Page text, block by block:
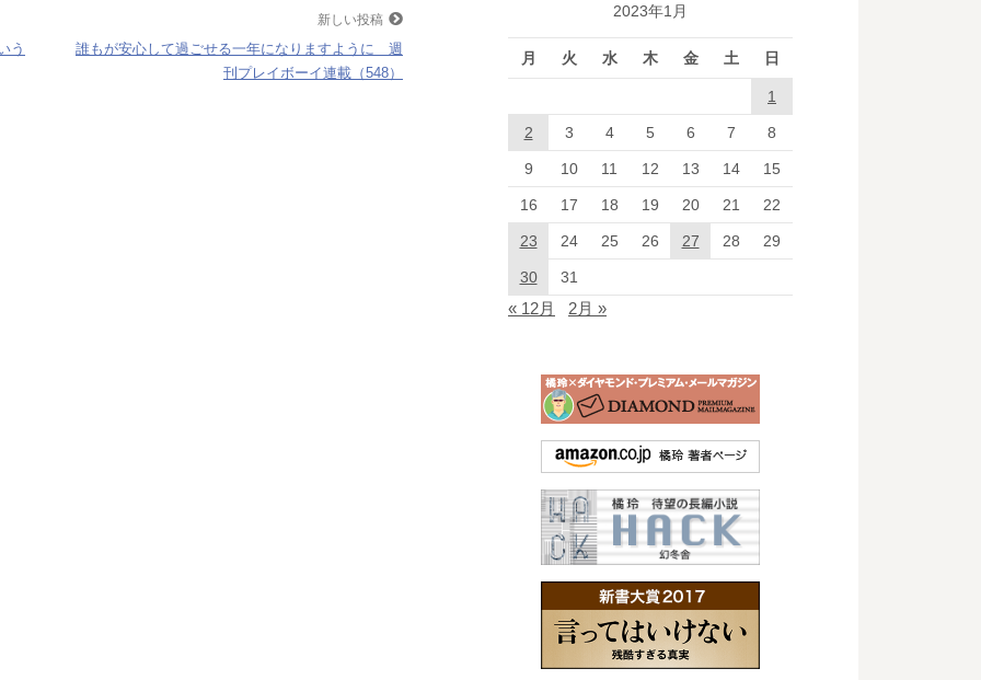
う
新しい投稿
誰もが安心して過ごせる一年になりますように 週
刊プレイボーイ連載（548）
2023年1月
月 火 水 木 金 土 日
1
2 3 4 5 6 7 8
9 10 11 12 13 14 15
16 17 18 19 20 21 22
23 24 25 26 27 28 29
30 31
« 12月 2月 »